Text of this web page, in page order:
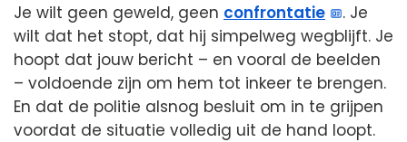
Je wilt geen geweld, geen confrontatie
. Je
wilt dat het stopt, dat hij simpelweg wegblijft. Je
hoopt dat jouw bericht – en vooral de beelden
– voldoende zijn om hem tot inkeer te brengen.
En dat de politie alsnog besluit om in te grijpen
voordat de situatie volledig uit de hand loopt.